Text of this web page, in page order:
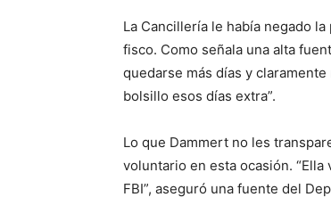
La Cancillería le había negado
fisco. Como señala una alta
quedarse más días y
bolsillo esos días extra”.
Lo que Dammert no les
voluntario en esta ocasión.
FBI”, aseguró una fuente del